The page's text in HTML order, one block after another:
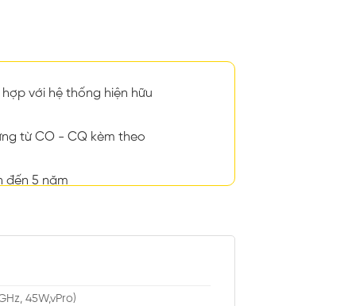
với hệ thống hiện hữu
từ CO - CQ kèm theo
đến 5 năm
45W,vPro)